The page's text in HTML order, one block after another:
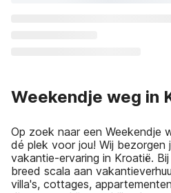
Weekendje weg in
Op zoek naar een Weekendje
dé plek voor jou! Wij bezorgen
vakantie-ervaring in Kroatië.
breed scala aan
villa's, cottages,